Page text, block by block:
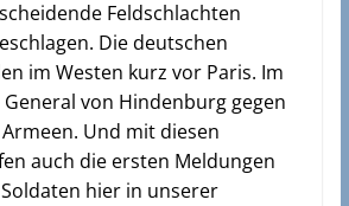
Feldschlachten
Die deutschen
im Westen kurz vor Paris. Im
von Hindenburg gegen
Und mit diesen
auch die ersten Meldungen
hier in unserer